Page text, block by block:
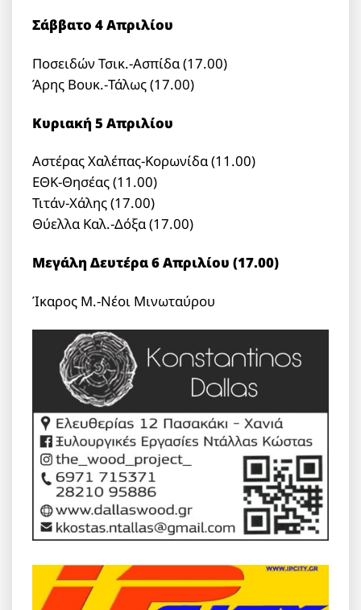
Σάββατο 4 Απριλίου
Ποσειδών Τσικ.-Ασπίδα (17.00)
Άρης Βουκ.-Τάλως (17.00)
Κυριακή 5 Απριλίου
Αστέρας Χαλέπας-Κορωνίδα (11.00)
ΕΘΚ-Θησέας (11.00)
Τιτάν-Χάλης (17.00)
Θύελλα Καλ.-Δόξα (17.00)
Μεγάλη Δευτέρα 6 Απριλίου (17.00)
Ίκαρος Μ.-Νέοι Μινωταύρου